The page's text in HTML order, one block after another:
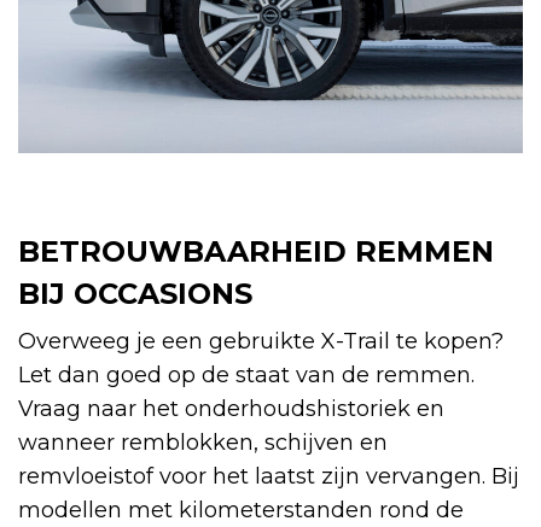
BETROUWBAARHEID REMMEN
BIJ OCCASIONS
Overweeg je een gebruikte X-Trail te kopen?
Let dan goed op de staat van de remmen.
Vraag naar het onderhoudshistoriek en
wanneer remblokken, schijven en
remvloeistof voor het laatst zijn vervangen. Bij
modellen met kilometerstanden rond de